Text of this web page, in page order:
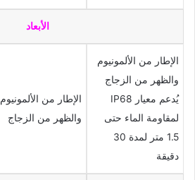
الأبعاد
الإطار من الألمونيوم
والظهر من الزجاج
يُدعم معيار IP68
لمقاومة الماء حتى
1.5 متر لمدة 30
دقيقة
الإطار من الألمونيوم
والظهر من الزجاج